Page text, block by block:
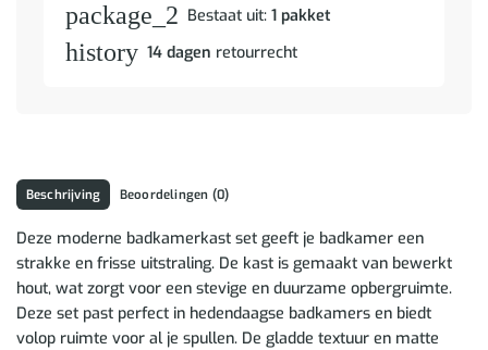
package_2 Bestaat uit: 1 pakket
history 14 dagen retourrecht
Beschrijving Beoordelingen (0)
Deze moderne badkamerkast set geeft je badkamer een
strakke en frisse uitstraling. De kast is gemaakt van bewerkt
hout, wat zorgt voor een stevige en duurzame opbergruimte.
Deze set past perfect in hedendaagse badkamers en biedt
volop ruimte voor al je spullen. De gladde textuur en matte